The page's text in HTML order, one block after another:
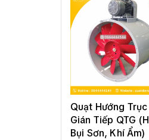
Quạt Hướng
Gián Tiếp QTG
Bụi Sơn, Khí Ẩm)